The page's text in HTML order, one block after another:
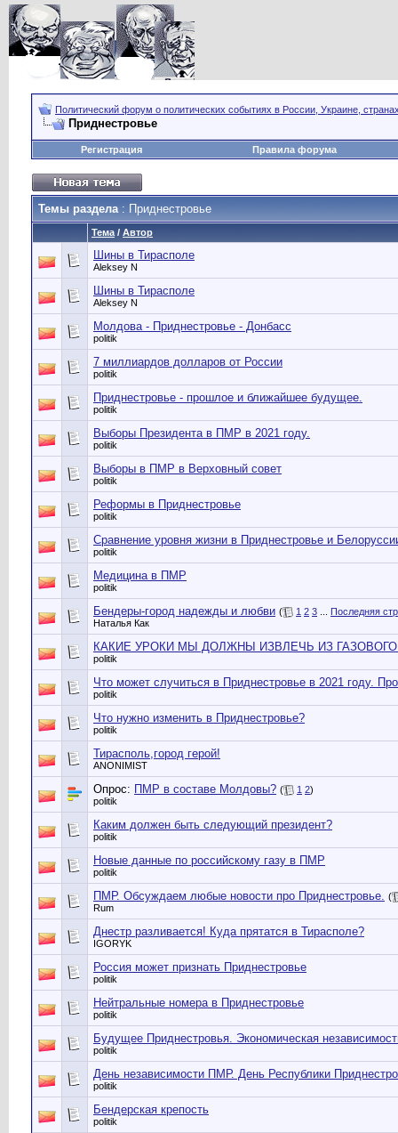
Политический форум о политических событиях в России, Украине,
Приднестровье
Регистрация Правила форума
Темы раздела: Приднестровье
Тема / Автор
Шины в Тирасполе
Aleksey N
Шины в Тирасполе
Aleksey N
Молдова - Приднестровье - Донбасс
politik
7 миллиардов долларов от России
politik
Приднестровье - прошлое и ближайшее будущее.
politik
Выборы Президента в ПМР в 2021 году.
politik
Выборы в ПМР в Верховный совет
politik
Реформы в Приднестровье
politik
Сравнение уровня жизни в Приднестровье и
politik
Медицина в ПМР
politik
Бендеры-город надежды и любви ( 1 2 3
Последняя
Наталья Как
КАКИЕ УРОКИ МЫ ДОЛЖНЫ ИЗВЛЕЧЬ ИЗ ГАЗОВОГО
politik
Что может случиться в Приднестровье в 2021 году.
politik
Что нужно изменить в Приднестровье?
politik
Тирасполь,город герой!
ANONIMIST
Опрос: ПМР в составе Молдовы? ( 1 2)
politik
Каким должен быть следующий президент?
politik
Новые данные по российскому газу в ПМР
politik
ПМР. Обсуждаем любые новости про Приднестровье. (
Rum
Днестр разливается! Куда прятатся в Тирасполе?
IGORYK
Россия может признать Приднестровье
politik
Нейтральные номера в Приднестровье
politik
Будущее Приднестровья. Экономическая
politik
День независимости ПМР. День Республики
politik
Бендерская крепость
politik